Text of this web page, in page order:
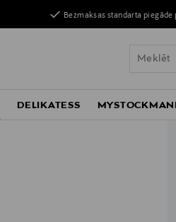
Bezmaksas standarta
DELIKATESS